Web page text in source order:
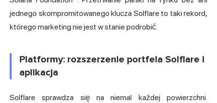
jednego skompromitowanego klucza Solflare to taki rekord,
którego marketing nie jest w stanie podrobić.
Platformy: rozszerzenie portfela Solflare i
aplikacja
Solflare sprawdza się na niemal każdej powierzchni.